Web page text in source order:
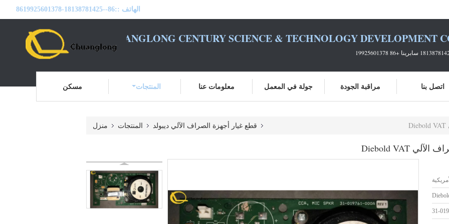
الهاتف ::86--18138781425-8619925601378
BEIJING CHUANGLONG CENTURY SCIENCE & TECHNOLOGY DEVELOPMENT
مسكن المنتجات معلومات عنا جولة في المعمل مراقبة الجودة اتصل بنا
منزل المنتجات قطع غيار أجهزة الصراف الآلي ديبولد
31-